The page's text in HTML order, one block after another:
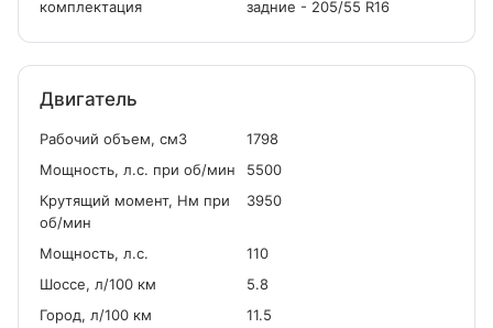
комплектация задние - 205/55 R16
Двигатель
Рабочий объем, см3
1798
Мощность, л.с. при об/мин
5500
Крутящий момент, Нм при
об/мин
3950
Мощность, л.с.
110
Шоссе, л/100 км
5.8
Город, л/100 км
11.5